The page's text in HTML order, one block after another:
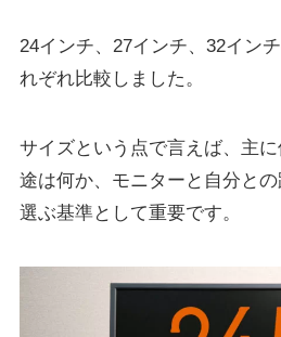
24インチ、27インチ、32イン
れぞれ比較しました。
サイズという点で言えば、主
途は何か、モニターと自分と
選ぶ基準として重要です。